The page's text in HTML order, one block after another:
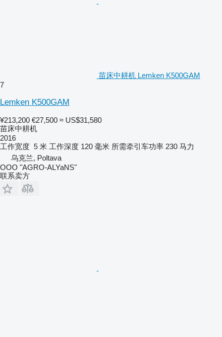
苗床中耕机 Lemken K500GAM
7
Lemken K500GAM
¥213,200 €27,500 ≈ US$31,580
苗床中耕机
2016
工作宽度 5 米 工作深度 120 毫米 所需牵引车功率 230 马力
乌克兰, Poltava
OOO "AGRO-ALYaNS"
联系卖方